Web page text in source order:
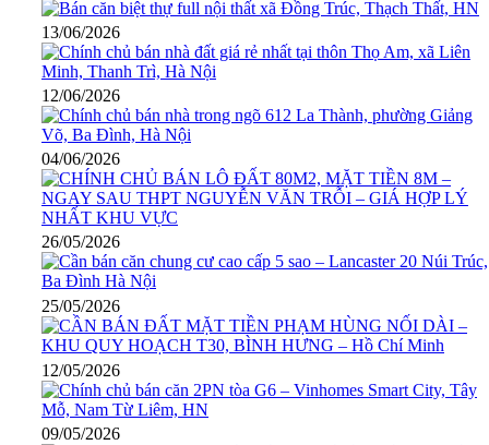
13/06/2026
12/06/2026
04/06/2026
26/05/2026
25/05/2026
12/05/2026
09/05/2026